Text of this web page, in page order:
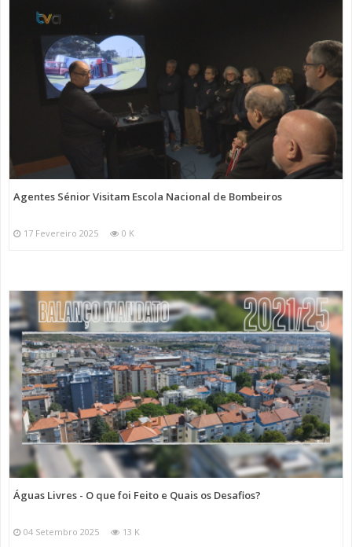
Agentes Sénior Visitam Escola Nacional de Bombeiros
17 Fevereiro 2025 0 K
Águas Livres - O que foi Feito e Quais os Desafios?
04 Setembro 2025 13 K